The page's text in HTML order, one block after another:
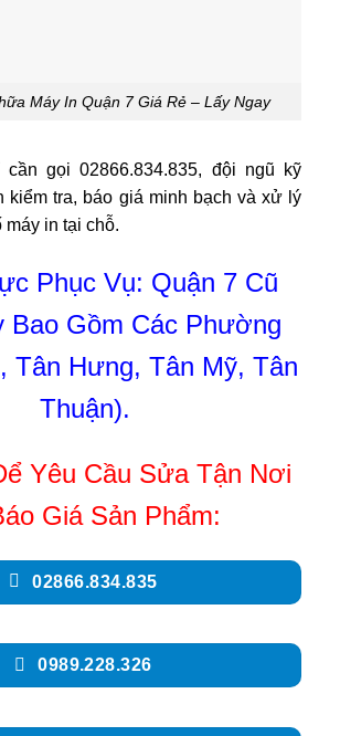
Máy In Quận 7 Giá Rẻ – Lấy Ngay
cần gọi 02866.834.835, đội ngũ kỹ
kiểm tra, báo giá minh bạch và xử lý
in tại chỗ.
Phục Vụ: Quận 7 Cũ
Bao Gồm Các Phường
Tân Hưng, Tân Mỹ, Tân
Thuận).
Yêu Cầu Sửa Tận Nơi
Giá Sản Phẩm:
02866.834.835
0989.228.326